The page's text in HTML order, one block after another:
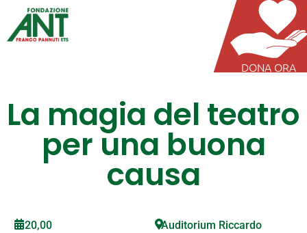
DONA ORA
La magia del teatro
per una buona
causa
20,00
Auditorium Riccardo